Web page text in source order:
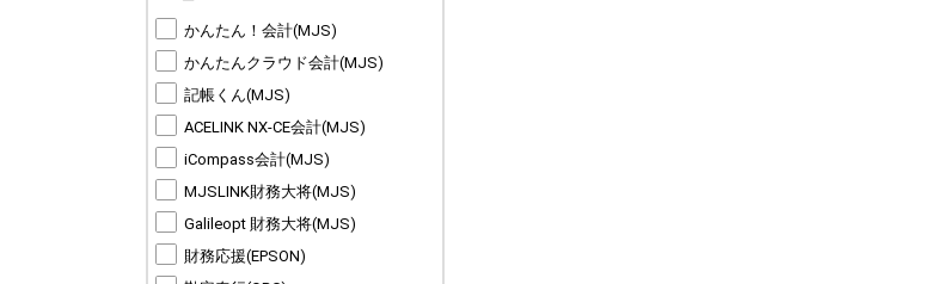
かんたん！会計(MJS)
かんたんクラウド会計(MJS)
記帳くん(MJS)
ACELINK NX-CE会計(MJS)
iCompass会計(MJS)
MJSLINK財務大将(MJS)
Galileopt 財務大将(MJS)
財務応援(EPSON)